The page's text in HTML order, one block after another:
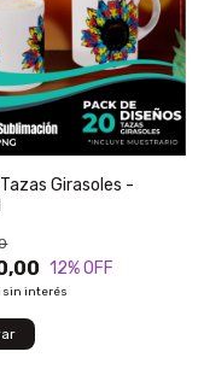
Girasoles -
12% OFF
sin interés